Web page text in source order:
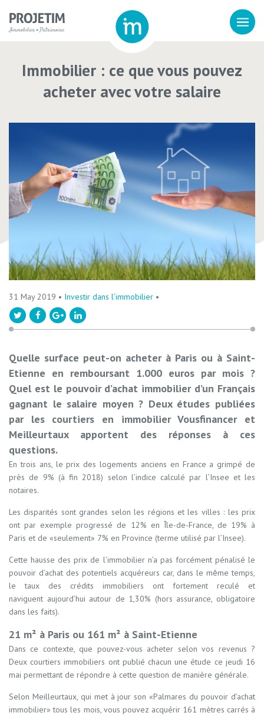
Immobilier : ce que vous pouvez
acheter avec votre salaire
31 May 2019 • Investir dans l’immobilier •
Quelle surface peut-on acheter à Paris ou à Saint-
Etienne en remboursant 1.000 euros par mois ?
Quel est le pouvoir d’achat immobilier d’un Français
gagnant le salaire moyen ? Deux études publiées
par les courtiers en immobilier Vousfinancer et
Meilleurtaux apportent des réponses à ces
questions.
En trois ans, le prix des logements anciens en France a grimpé de
près de 9% (à fin 2018) selon l’indice calculé par l’Insee et les
notaires.
Les disparités sont grandes selon les régions et les villes : les prix
ont par exemple progressé de 12% en Île-de-France, de 19% à
Paris et de «seulement» 7% en Province (terme utilisé par l’Insee).
Cette hausse des prix de l’immobilier n’a pas forcément pénalisé le
pouvoir d’achat des potentiels acquéreurs car, dans le même temps,
le taux des crédits immobiliers ont fortement reculé et
naviguent aujourd’hui autour de 1,30% (hors assurance, obligatoire
dans les faits).
21 m² à Paris ou 161 m² à Saint-Etienne
Dans ce contexte, que pouvez-vous acheter selon vos revenus ?
Deux courtiers immobiliers ont publié chacun une étude ce jeudi 16
mai permettant de répondre à cette question de manière générale.
Selon Meilleurtaux, qui met à jour son «Palmares du pouvoir d’achat
immobilier» tous les mois, vous pouvez acquérir 161 mètres carrés à